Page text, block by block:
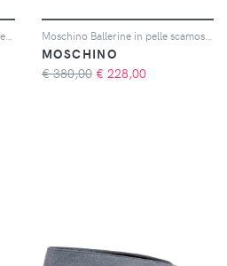
MOSCHINO
€ 380,00 € 228,00